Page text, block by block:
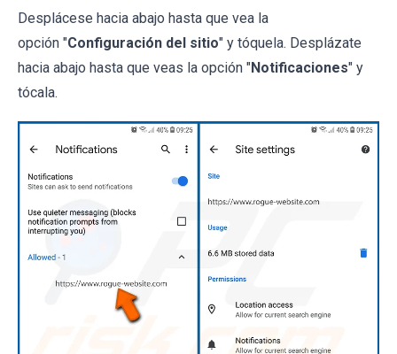
Desplácese hacia abajo hasta que vea la
opción "Configuración del sitio" y tóquela. Desplázate
hacia abajo hasta que veas la opción "Notificaciones" y
tócala.